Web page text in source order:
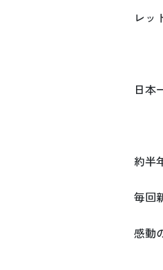
レッ
日本
約半
毎回
感動